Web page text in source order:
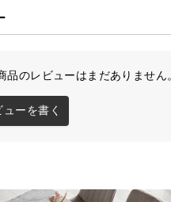
合わせてお選びいただけま
品のレビューはまだありません
ューを書く